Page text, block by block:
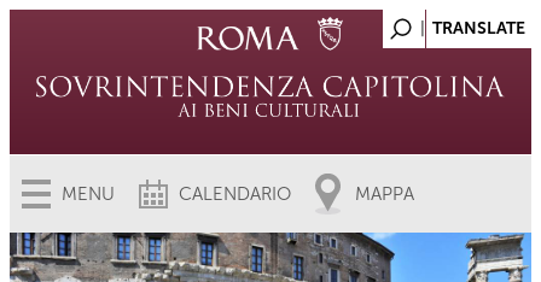
MENU CALENDARIO MAPPA